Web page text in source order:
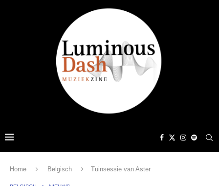
Home Belgisch Tuinsessie van Aster